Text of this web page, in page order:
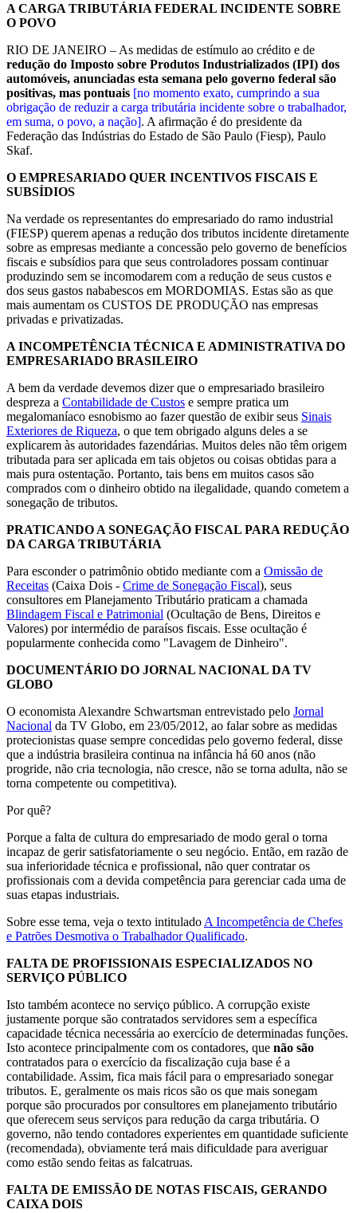
A CARGA TRIBUTÁRIA FEDERAL INCIDENTE SOBRE
O POVO
RIO DE JANEIRO – As medidas de estímulo ao crédito e de
redução do Imposto sobre Produtos Industrializados (IPI) dos
automóveis, anunciadas esta semana pelo governo federal são
positivas, mas pontuais [no momento exato, cumprindo a sua
obrigação de reduzir a carga tributária incidente sobre o trabalhador,
em suma, o povo, a nação]. A afirmação é do presidente da
Federação das Indústrias do Estado de São Paulo (Fiesp), Paulo
Skaf.
O EMPRESARIADO QUER INCENTIVOS FISCAIS E
SUBSÍDIOS
Na verdade os representantes do empresariado do ramo industrial
(FIESP) querem apenas a redução dos tributos incidente diretamente
sobre as empresas mediante a concessão pelo governo de benefícios
fiscais e subsídios para que seus controladores possam continuar
produzindo sem se incomodarem com a redução de seus custos e
dos seus gastos nababescos em MORDOMIAS. Estas são as que
mais aumentam os CUSTOS DE PRODUÇÃO nas empresas
privadas e privatizadas.
A INCOMPETÊNCIA TÉCNICA E ADMINISTRATIVA DO
EMPRESARIADO BRASILEIRO
A bem da verdade devemos dizer que o empresariado brasileiro
despreza a Contabilidade de Custos e sempre pratica um
megalomaníaco esnobismo ao fazer questão de exibir seus Sinais
Exteriores de Riqueza, o que tem obrigado alguns deles a se
explicarem às autoridades fazendárias. Muitos deles não têm origem
tributada para ser aplicada em tais objetos ou coisas obtidas para a
mais pura ostentação. Portanto, tais bens em muitos casos são
comprados com o dinheiro obtido na ilegalidade, quando cometem a
sonegação de tributos.
PRATICANDO A SONEGAÇÃO FISCAL PARA REDUÇÃO
DA CARGA TRIBUTÁRIA
Para esconder o patrimônio obtido mediante com a Omissão de
Receitas (Caixa Dois - Crime de Sonegação Fiscal), seus
consultores em Planejamento Tributário praticam a chamada
Blindagem Fiscal e Patrimonial (Ocultação de Bens, Direitos e
Valores) por intermédio de paraísos fiscais. Esse ocultação é
popularmente conhecida como "Lavagem de Dinheiro".
DOCUMENTÁRIO DO JORNAL NACIONAL DA TV
GLOBO
O economista Alexandre Schwartsman entrevistado pelo Jornal
Nacional da TV Globo, em 23/05/2012, ao falar sobre as medidas
protecionistas quase sempre concedidas pelo governo federal, disse
que a indústria brasileira continua na infância há 60 anos (não
progride, não cria tecnologia, não cresce, não se torna adulta, não se
torna competente ou competitiva).
Por quê?
Porque a falta de cultura do empresariado de modo geral o torna
incapaz de gerir satisfatoriamente o seu negócio. Então, em razão de
sua inferioridade técnica e profissional, não quer contratar os
profissionais com a devida competência para gerenciar cada uma de
suas etapas industriais.
Sobre esse tema, veja o texto intitulado A Incompetência de Chefes
e Patrões Desmotiva o Trabalhador Qualificado.
FALTA DE PROFISSIONAIS ESPECIALIZADOS NO
SERVIÇO PÚBLICO
Isto também acontece no serviço público. A corrupção existe
justamente porque são contratados servidores sem a específica
capacidade técnica necessária ao exercício de determinadas funções.
Isto acontece principalmente com os contadores, que não são
contratados para o exercício da fiscalização cuja base é a
contabilidade. Assim, fica mais fácil para o empresariado sonegar
tributos. E, geralmente os mais ricos são os que mais sonegam
porque são procurados por consultores em planejamento tributário
que oferecem seus serviços para redução da carga tributária. O
governo, não tendo contadores experientes em quantidade suficiente
(recomendada), obviamente terá mais dificuldade para averiguar
como estão sendo feitas as falcatruas.
FALTA DE EMISSÃO DE NOTAS FISCAIS, GERANDO
CAIXA DOIS